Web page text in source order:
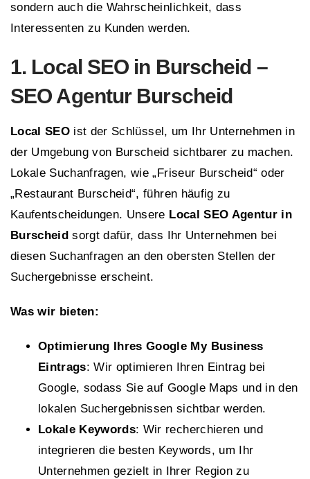
sondern auch die Wahrscheinlichkeit, dass
Interessenten zu Kunden werden.
1. Local SEO in Burscheid –
SEO Agentur Burscheid
Local SEO ist der Schlüssel, um Ihr Unternehmen in
der Umgebung von Burscheid sichtbarer zu machen.
Lokale Suchanfragen, wie „Friseur Burscheid“ oder
„Restaurant Burscheid“, führen häufig zu
Kaufentscheidungen. Unsere Local SEO Agentur in
Burscheid sorgt dafür, dass Ihr Unternehmen bei
diesen Suchanfragen an den obersten Stellen der
Suchergebnisse erscheint.
Was wir bieten:
Optimierung Ihres Google My Business
Eintrags: Wir optimieren Ihren Eintrag bei
Google, sodass Sie auf Google Maps und in den
lokalen Suchergebnissen sichtbar werden.
Lokale Keywords: Wir recherchieren und
integrieren die besten Keywords, um Ihr
Unternehmen gezielt in Ihrer Region zu